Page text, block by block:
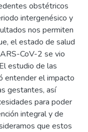
obstétricos
intergenésico y
nos permiten
el estado de salud
CoV-2 se vio
estudio de las
entender el impacto
gestantes, así
para poder
integral y de
que estos